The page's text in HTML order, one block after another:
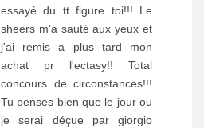
essayé du tt figure toi!!! Le
sheers m'a sauté aux yeux et
j'ai remis a plus tard mon
achat pr l'ectasy!! Total
concours de circonstances!!!
Tu penses bien que le jour ou
je serai déçue par giorgio